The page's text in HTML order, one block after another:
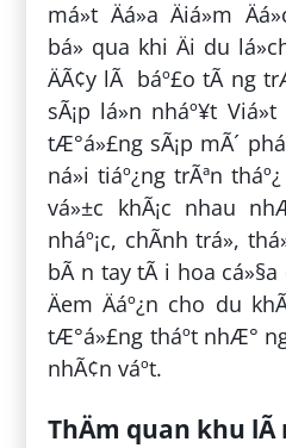
má»t Äá»a Äiá»m
bá» qua khi Äi du
ÄÃ¢y lÃ báº£o tÃ ng
sÃ¡p lá»n nháº¥t
tÆ°á»£ng sÃ¡p mÃ´
ná»i tiáº¿ng trÃªn
vá»±c khÃ¡c nhau
nháº¡c, chÃ­nh trá»,
bÃ n tay tÃ i hoa cá»§a
Äem Äáº¿n cho du
tÆ°á»£ng tháº­t nhÆ°
nhÃ¢n váº­t.
ThÄm quan khu lÃ